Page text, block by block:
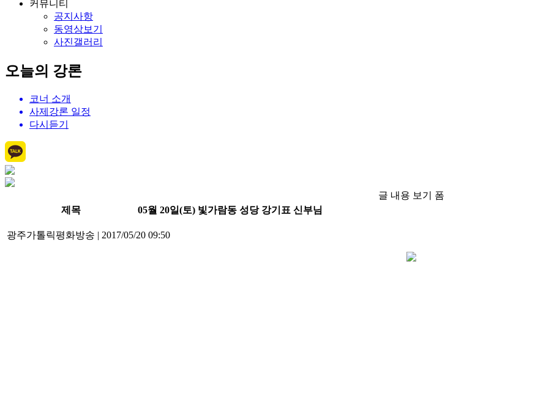
커뮤니티
공지사항
동영상보기
사진갤러리
오늘의 강론
코너 소개
사제강론 일정
다시듣기
글 내용 보기 폼
제목
05월 20일(토) 빛가람동 성당 강기표 신부님
광주가톨릭평화방송 | 2017/05/20 09:50